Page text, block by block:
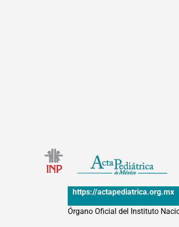
https://actapediatrica.org.mx
Órgano Oficial del Instituto